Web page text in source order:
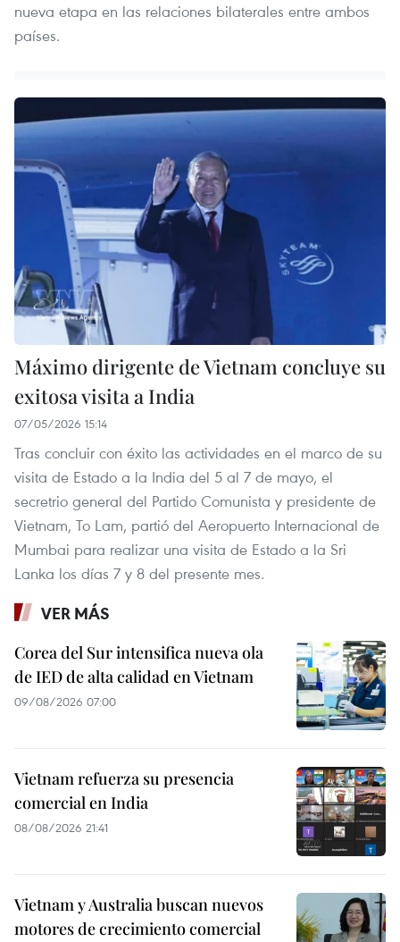
nueva etapa en las relaciones bilaterales entre ambos
países.
Máximo dirigente de Vietnam concluye su
exitosa visita a India
07/05/2026 15:14
Tras concluir con éxito las actividades en el marco de su
visita de Estado a la India del 5 al 7 de mayo, el
secretrio general del Partido Comunista y presidente de
Vietnam, To Lam, partió del Aeropuerto Internacional de
Mumbai para realizar una visita de Estado a la Sri
Lanka los días 7 y 8 del presente mes.
VER MÁS
Corea del Sur intensifica nueva ola
de IED de alta calidad en Vietnam
09/08/2026 07:00
Vietnam refuerza su presencia
comercial en India
08/08/2026 21:41
Vietnam y Australia buscan nuevos
motores de crecimiento comercial